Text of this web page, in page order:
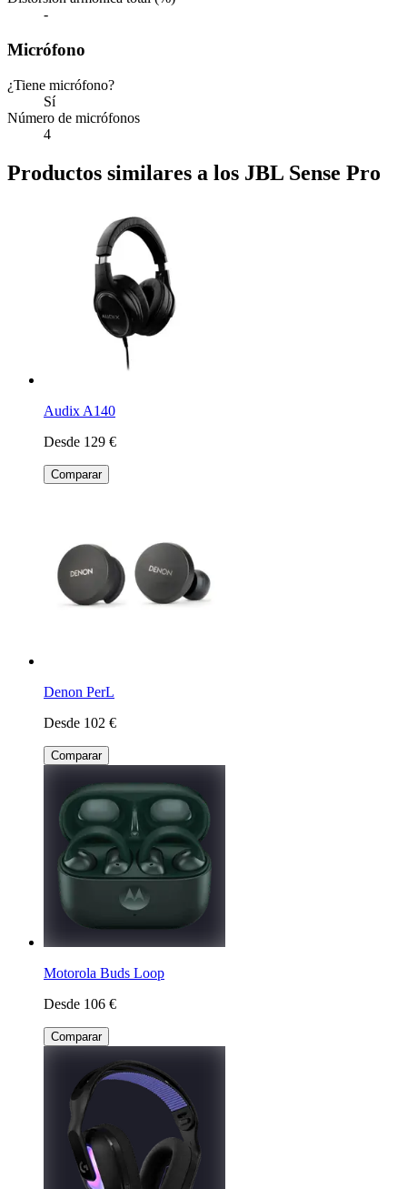
-
Micrófono
¿Tiene micrófono?
Sí
Número de micrófonos
4
Productos similares a los JBL Sense Pro
Audix A140
Desde 129 €
Comparar
Denon PerL
Desde 102 €
Comparar
Motorola Buds Loop
Desde 106 €
Comparar